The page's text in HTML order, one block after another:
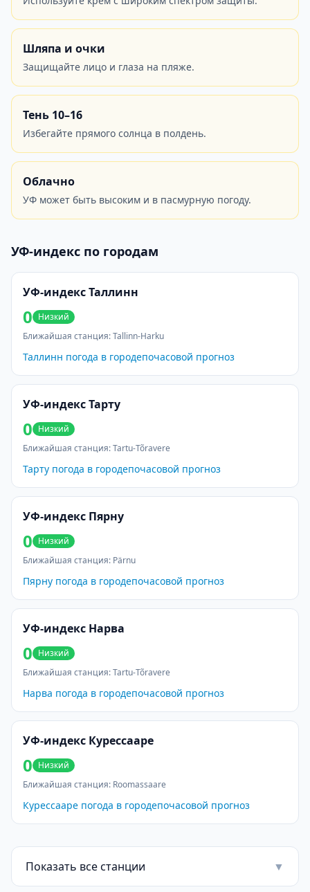
Шляпа и очки
Защищайте лицо и глаза на пляже.
Тень 10–16
Избегайте прямого солнца в полдень.
Облачно
УФ может быть высоким и в пасмурную погоду.
УФ-индекс по городам
УФ-индекс Таллинн
0 Низкий
Ближайшая станция:Tallinn-Harku
Таллинн погода в городепочасовой прогноз
УФ-индекс Тарту
0 Низкий
Ближайшая станция:Tartu-Tõravere
Тарту погода в городепочасовой прогноз
УФ-индекс Пярну
0 Низкий
Ближайшая станция: Pärnu
Пярну погода в городепочасовой прогноз
УФ-индекс Нарва
0 Низкий
Ближайшая станция:Tartu-Tõravere
Нарва погода в городепочасовой прогноз
УФ-индекс Курессааре
0 Низкий
Ближайшая станция: Roomassaare
Курессааре погода в городепочасовой прогноз
Показать все станции ▼